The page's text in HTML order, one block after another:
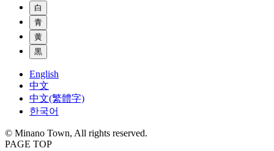
白
青
黄
黒
English
中文
中文(繁體字)
한국어
© Minano Town, All rights reserved.
PAGE TOP